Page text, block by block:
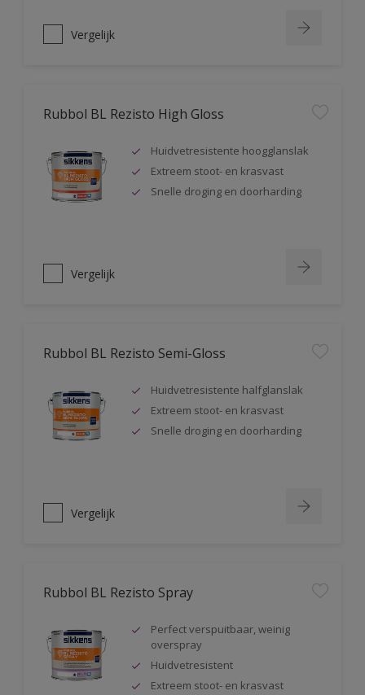
Vergelijk
Rubbol BL Rezisto High Gloss
Huidvetresistente hoogglanslak
Extreem stoot- en krasvast
Snelle droging en doorharding
Vergelijk
Rubbol BL Rezisto Semi-Gloss
Huidvetresistente halfglanslak
Extreem stoot- en krasvast
Snelle droging en doorharding
Vergelijk
Rubbol BL Rezisto Spray
Perfect verspuitbaar, weinig
overspray
Huidvetresistent
Extreem stoot- en krasvast